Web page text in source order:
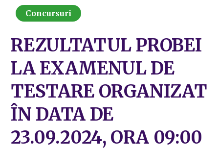
Concursuri
REZULTATUL PROBEI
LA EXAMENUL DE
TESTARE ORGANIZAT
ÎN DATA DE
23.09.2024, ORA 09:00